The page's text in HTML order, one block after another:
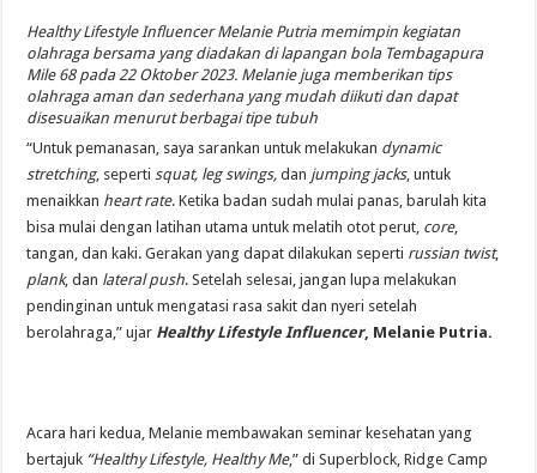
Healthy Lifestyle Influencer Melanie Putria memimpin kegiatan
olahraga bersama yang diadakan di lapangan bola Tembagapura
Mile 68 pada 22 Oktober 2023. Melanie juga memberikan tips
olahraga aman dan sederhana yang mudah diikuti dan dapat
disesuaikan menurut berbagai tipe tubuh
“Untuk pemanasan, saya sarankan untuk melakukan dynamic
stretching, sepertisquat, leg swings,dan jumping jacks, untuk
menaikkan heart rate. Ketika badan sudah mulai panas, barulah kita
bisa mulai dengan latihan utama untuk melatih otot perut, core,
tangan, dan kaki. Gerakan yang dapat dilakukan seperti russian twist,
plank, dan lateral push. Setelah selesai, jangan lupa melakukan
pendinginan untuk mengatasi rasa sakit dan nyeri setelah
berolahraga,” ujar Healthy Lifestyle Influencer, Melanie Putria.
Acara hari kedua, Melanie membawakan seminar kesehatan yang
bertajuk “Healthy Lifestyle, Healthy Me,” di Superblock, Ridge Camp